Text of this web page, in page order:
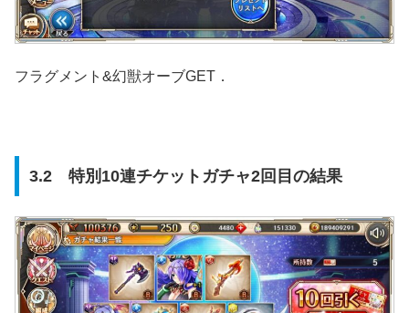
フラグメント&幻獣オーブGET．
3.2 特別10連チケットガチャ2回目の結果